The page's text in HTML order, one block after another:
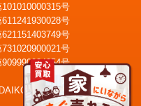
メール査定
号
号
号
号
号
Inc.